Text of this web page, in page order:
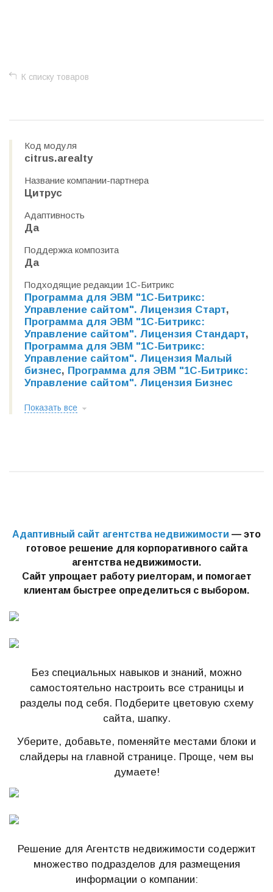
К списку товаров
Код модуля
citrus.arealty
Название компании-партнера
Цитрус
Адаптивность
Да
Поддержка композита
Да
Подходящие редакции 1С-Битрикс
Программа для ЭВМ "1С-Битрикс:
Управление сайтом". Лицензия Старт,
Программа для ЭВМ "1С-Битрикс:
Управление сайтом". Лицензия Стандарт,
Программа для ЭВМ "1С-Битрикс:
Управление сайтом". Лицензия Малый
бизнес, Программа для ЭВМ "1С-Битрикс:
Управление сайтом". Лицензия Бизнес
Показать все
Адаптивный сайт агентства недвижимости — это
готовое решение для корпоративного сайта
агентства недвижимости.
Сайт упрощает работу риелторам, и помогает
клиентам быстрее определиться с выбором.
Без специальных навыков и знаний, можно
самостоятельно настроить все страницы и
разделы под себя. Подберите цветовую схему
сайта, шапку.
Уберите, добавьте, поменяйте местами блоки и
слайдеры на главной странице. Проще, чем вы
думаете!
Решение для Агентств недвижимости содержит
множество подразделов для размещения
информации о компании: